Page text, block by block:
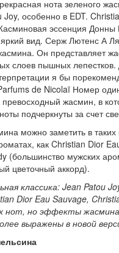
нота зеленого
Joy, особенно в EDT.
эссенция
вид. Серж Лютенс А
Он представляет
слоев пышных
я бы
de Nicolaï Номер
жасмин, в
подчеркнуты за счет
можно заметить в
как Christian Dior
(большинство мужских
цветочный аккорд).
классика: Jean Patou
Dior Eau Sauvage,
нот, но эффекты жасмина
выражены в новой